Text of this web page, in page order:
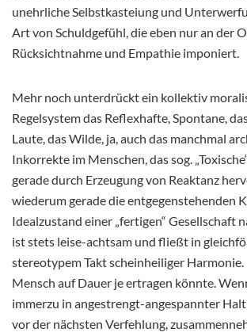
unehrliche Selbstkasteiung und
Art von Schuldgefühl, die eben nur an der
Rücksichtnahme und Empathie imponiert.
Mehr noch unterdrückt ein kollektiv
Regelsystem das Reflexhafte, Spontane,
Laute, das Wilde, ja, auch das manchmal
Inkorrekte im Menschen, das sog.
gerade durch Erzeugung von Reaktanz
wiederum gerade die entgegenstehenden
Idealzustand einer „fertigen“ Gesellschaft
ist stets leise-achtsam und fließt in
stereotypem Takt scheinheiliger Harmonie.
Mensch auf Dauer je ertragen könnte.
immerzu in angestrengt-angespannter
vor der nächsten Verfehlung,